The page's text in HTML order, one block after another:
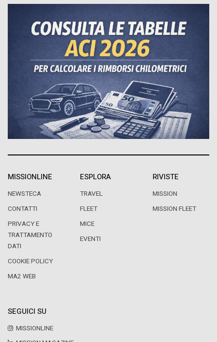
MISSIONLINE
NEWSTECA
CONTATTI
PRIVACY E
TRATTAMENTO
DATI
COOKIE POLICY
MA2 WEB
ESPLORA
TRAVEL
FLEET
MICE
EVENTI
RIVISTE
MISSION
MISSION FLEET
SEGUICI SU
MISSIONLINE